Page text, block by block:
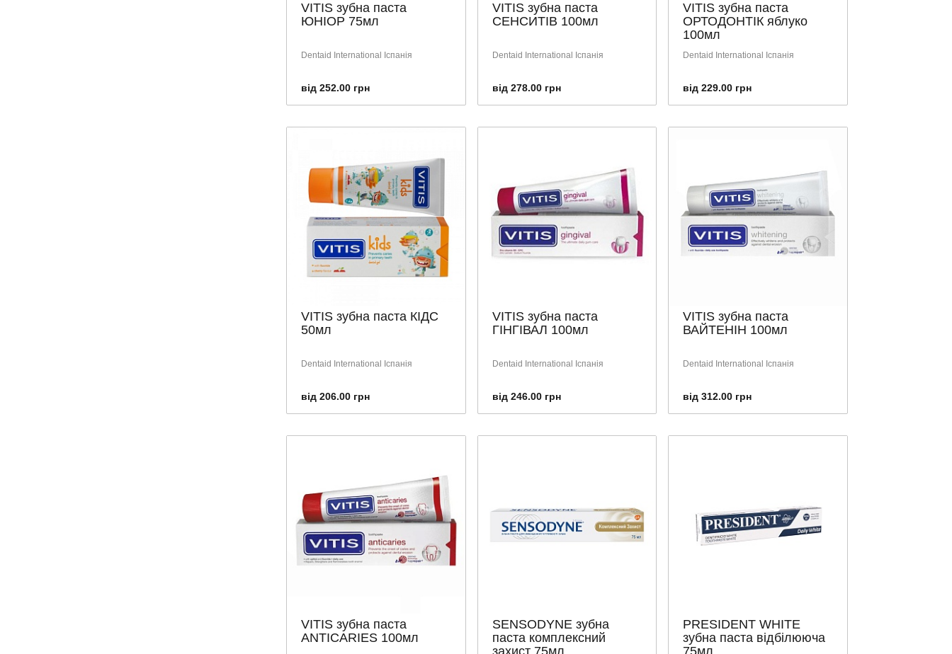
VITIS зубна паста
ЮНІОР 75мл
Dentaid International Іспанія
від 252.00 грн
VITIS зубна паста
СЕНСИТІВ 100мл
Dentaid International Іспанія
від 278.00 грн
VITIS зубна паста
ОРТОДОНТІК яблуко
100мл
Dentaid International Іспанія
від 229.00 грн
VITIS зубна паста КІДС
50мл
Dentaid International Іспанія
від 206.00 грн
VITIS зубна паста
ГІНГІВАЛ 100мл
Dentaid International Іспанія
від 246.00 грн
VITIS зубна паста
ВАЙТЕНІН 100мл
Dentaid International Іспанія
від 312.00 грн
VITIS зубна паста
ANTICARIES 100мл
SENSODYNE зубна
паста комплексний
захист 75мл
PRESIDENT WHITE
зубна паста відбілююча
75мл